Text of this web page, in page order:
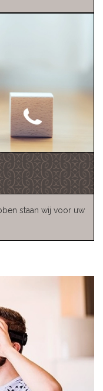
staan wij voor uw